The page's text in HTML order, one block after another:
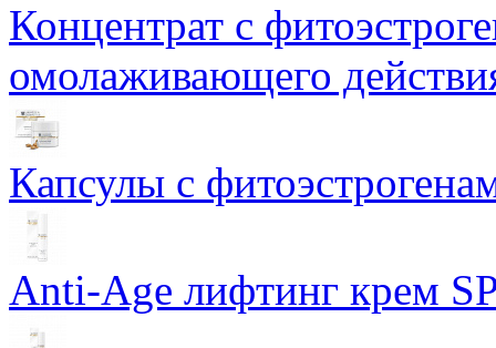
Концентрат с
омолаживающего
Капсулы с
Anti-Age лифтинг крем